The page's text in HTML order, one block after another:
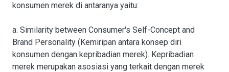
konsumen merek di antaranya yaitu:
a. Similarity between Consumer's Self-Concept and
Brand Personality (Kemiripan antara konsep diri
konsumen dengan kepribadian merek). Kepribadian
merek merupakan asosiasi yang terkait dengan merek